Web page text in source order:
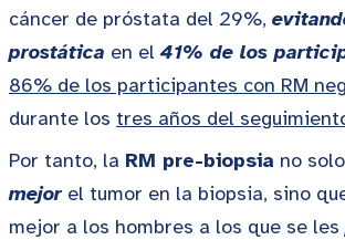
cáncer de próstata del 29%,
prostática en el41% de los
86% de los participantes con RM
durante los tres años del
Por tanto, la RM pre-biopsia no solo
mejorel tumor en la biopsia, sino
mejor a los hombres a los que se les